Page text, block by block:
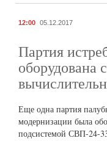
12:00 05.12.2017
Партия
оборудована
Еще одна партия
модернизации была
подсистемой СВП-24-